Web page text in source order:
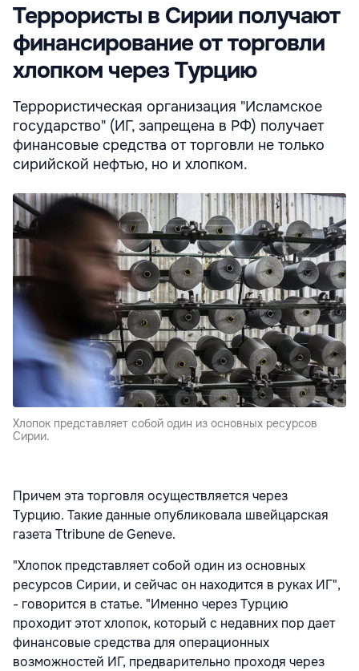
Террористы в Сирии получают
финансирование от торговли
хлопком через Турцию
Террористическая организация "Исламское
государство" (ИГ, запрещена в РФ) получает
финансовые средства от торговли не только
сирийской нефтью, но и хлопком.
Хлопок представляет собой один из основных ресурсов
Сирии.
Причем эта торговля осуществляется через
Турцию. Такие данные опубликовала швейцарская
газета Ttribune de Geneve.
"Хлопок представляет собой один из основных
ресурсов Сирии, и сейчас он находится в руках ИГ",
- говорится в статье. "Именно через Турцию
проходит этот хлопок, который с недавних пор дает
финансовые средства для операционных
возможностей ИГ, предварительно проходя через